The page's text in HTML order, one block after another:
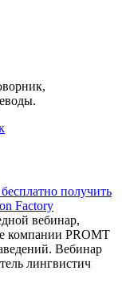
получить
Factory
вебинар,
компании PROMT
Вебинар
лингвистич